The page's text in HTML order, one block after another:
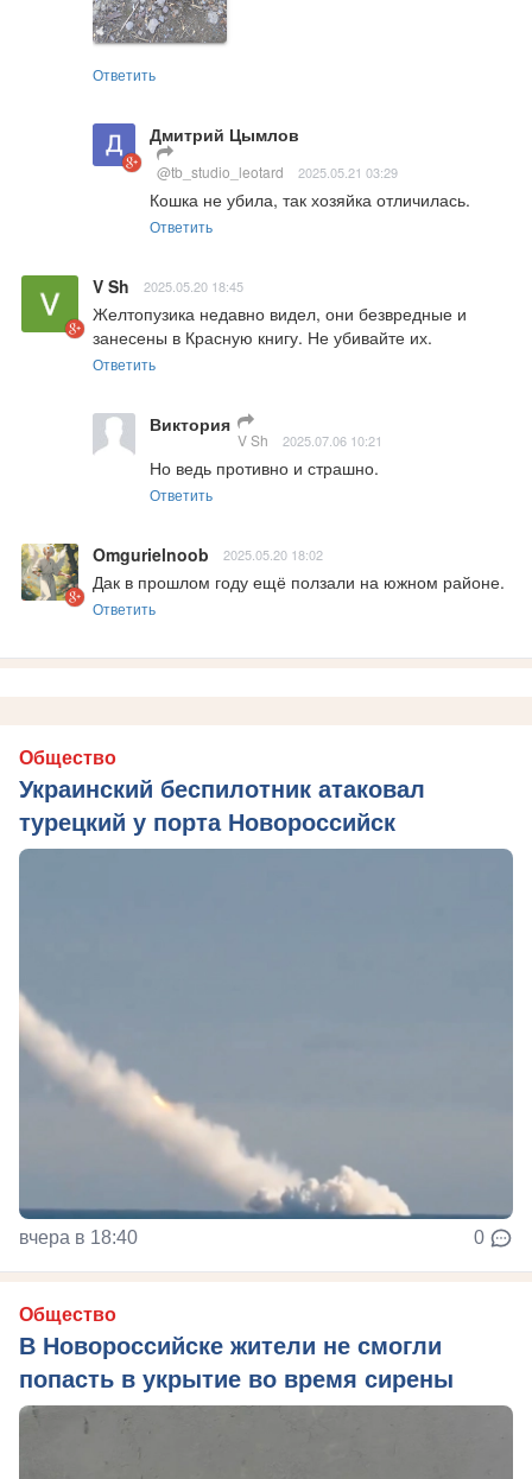
Ответить
Дмитрий Цымлов
@tb_studio_leotard 2025.05.21 03:29
Кошка не убила, так хозяйка отличилась.
Ответить
V Sh 2025.05.20 18:45
Желтопузика недавно видел, они безвредные и
занесены в Красную книгу. Не убивайте их.
Ответить
Виктория
V Sh 2025.07.06 10:21
Но ведь противно и страшно.
Ответить
Omgurielnoob 2025.05.20 18:02
Дак в прошлом году ещё ползали на южном районе.
Ответить
Общество
Украинский беспилотник атаковал
турецкий у порта Новороссийск
вчера в 18:40 0
Общество
В Новороссийске жители не смогли
попасть в укрытие во время сирены